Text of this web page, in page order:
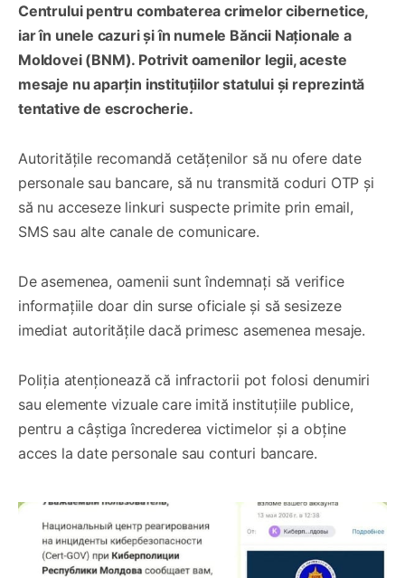
Centrului pentru combaterea crimelor cibernetice,
iar în unele cazuri și în numele Băncii Naționale a
Moldovei (BNM). Potrivit oamenilor legii, aceste
mesaje nu aparțin instituțiilor statului și reprezintă
tentative de escrocherie.
Autoritățile recomandă cetățenilor să nu ofere date
personale sau bancare, să nu transmită coduri OTP și
să nu acceseze linkuri suspecte primite prin email,
SMS sau alte canale de comunicare.
De asemenea, oamenii sunt îndemnați să verifice
informațiile doar din surse oficiale și să sesizeze
imediat autoritățile dacă primesc asemenea mesaje.
Poliția atenționează că infractorii pot folosi denumiri
sau elemente vizuale care imită instituțiile publice,
pentru a câștiga încrederea victimelor și a obține
acces la date personale sau conturi bancare.